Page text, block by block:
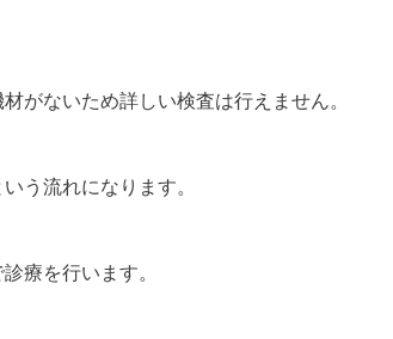
がないため詳しい検査は行えません。
う流れになります。
療を行います。